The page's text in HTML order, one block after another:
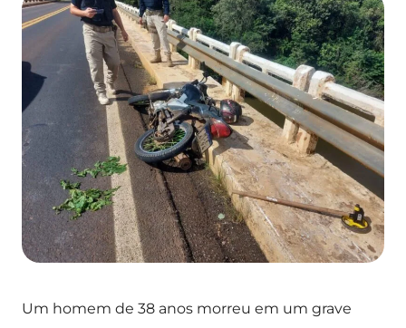
Um homem de 38 anos morreu em um grave